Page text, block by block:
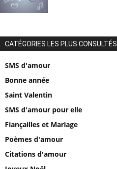
CATÉGORIES LES PLUS CONSULTÉS
SMS d'amour
Bonne année
Saint Valentin
SMS d'amour pour elle
Fiançailles et Mariage
Poèmes d'amour
Citations d'amour